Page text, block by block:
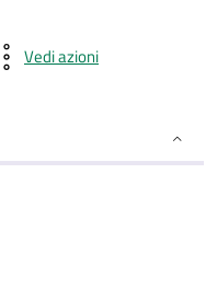
Vedi azioni